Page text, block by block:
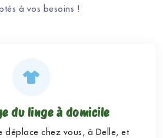
à vos besoins !
du linge à domicile
déplace chez vous, à Delle, et